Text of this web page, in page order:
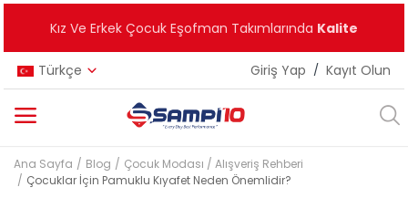
Kız Ve Erkek Çocuk Eşofman Takımlarında Kalite
Türkçe Giriş Yap / Kayıt Olun
Kategoriler
Ana Sayfa Blog
Çocuk Modası / Alışveriş Rehberi
Çocuklar İçin Pamuklu Kıyafet Neden Önemlidir?